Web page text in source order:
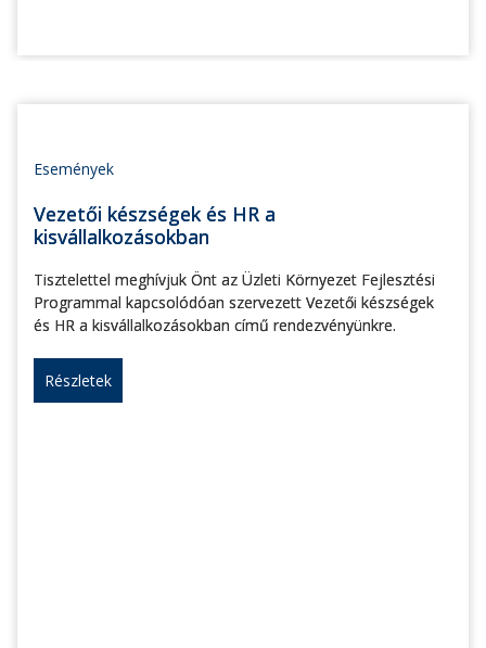
Események
Vezetői készségek és HR a
kisvállalkozásokban
Tisztelettel meghívjuk Önt az Üzleti Környezet Fejlesztési
Programmal kapcsolódóan szervezett Vezetői készségek
és HR a kisvállalkozásokban című rendezvényünkre.
Részletek